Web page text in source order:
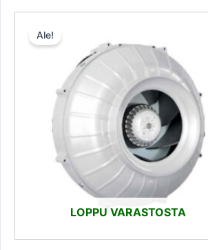
LOPPU VARASTOSTA
Ale!
oli:
156,00 €.